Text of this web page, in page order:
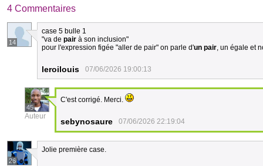
4 Commentaires
14
case 5 bulle 1
"va de pair à son inclusion"
pour l'expression figée "aller de pair" on parle d'un pair, un égale et
leroilouis 07/06/2026 19:00:13
45
Auteur
C'est corrigé. Merci.
sebynosaure 07/06/2026 22:19:04
26
Jolie première case.